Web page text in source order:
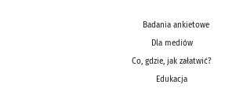
Badania ankietowe
Dla mediów
Co, gdzie, jak załatwić?
Edukacja